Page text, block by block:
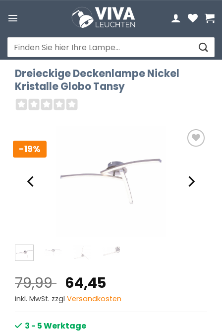
Inhalt
Suchen
nach:
Dreieckige Deckenlampe Nickel
Kristalle Globo Tansy
-19%
79,99 Ursprünglicher
Preis
79,99 €
64,45
Preis
inkl. MwSt. zzgl Versandkosten
3 - 5 Werktage